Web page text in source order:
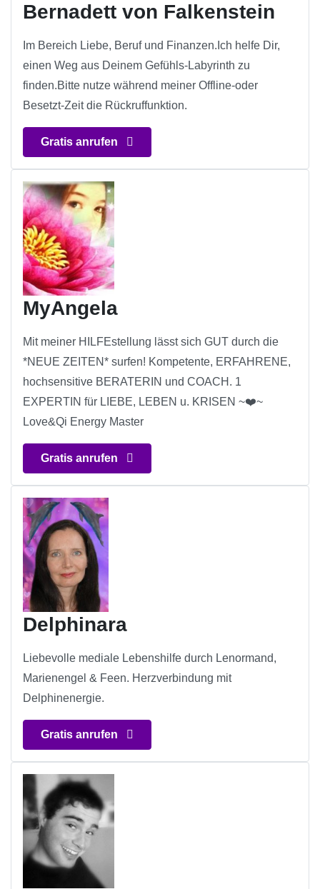
Bernadett von Falkenstein
Im Bereich Liebe, Beruf und Finanzen.Ich helfe Dir,
einen Weg aus Deinem Gefühls-Labyrinth zu
finden.Bitte nutze während meiner Offline-oder
Besetzt-Zeit die Rückruffunktion.
Gratis anrufen
MyAngela
Mit meiner HILFEstellung lässt sich GUT durch die
*NEUE ZEITEN* surfen! Kompetente, ERFAHRENE,
hochsensitive BERATERIN und COACH. 1
EXPERTIN für LIEBE, LEBEN u. KRISEN ~❤️~
Love&Qi Energy Master
Gratis anrufen
Delphinara
Liebevolle mediale Lebenshilfe durch Lenormand,
Marienengel & Feen. Herzverbindung mit
Delphinenergie.
Gratis anrufen